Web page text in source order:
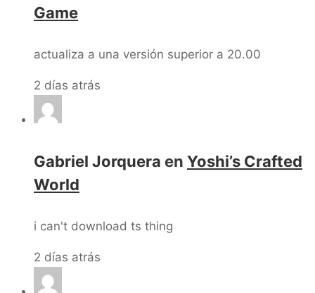
Game
actualiza a una versión superior a 20.00
2 días atrás
Gabriel Jorquera en Yoshi’s Crafted
World
i can't download ts thing
2 días atrás